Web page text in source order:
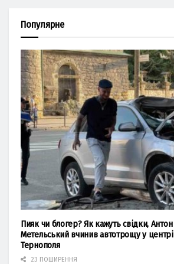
Популярне
Пияк чи блогер? Як кажуть свідки, Антон
Метельський вчинив автотрощу у центрі
Тернополя
23 ПОШИРЕННЯ